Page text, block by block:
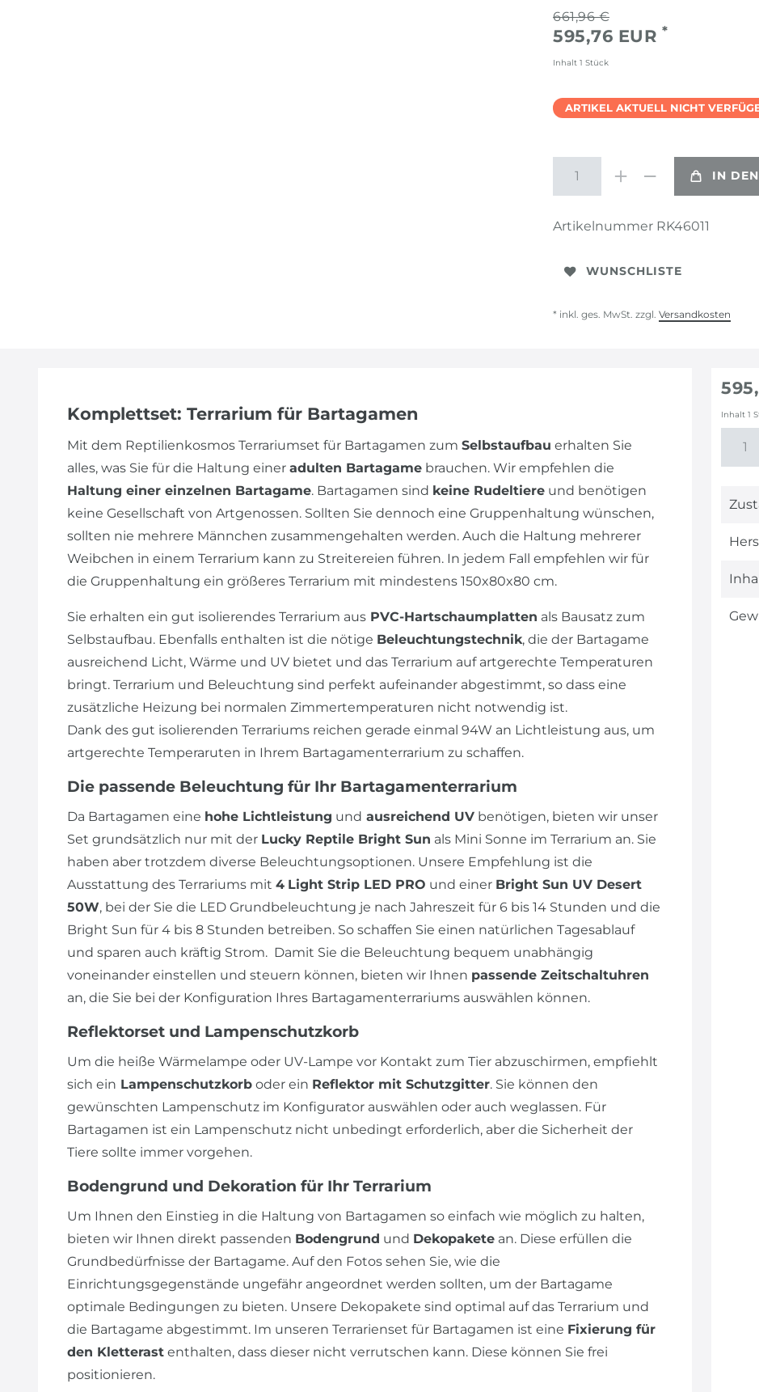
661,96 €
595,76 EUR *
Inhalt 1 Stück
ARTIKEL AKTUELL NICHT
IN
Artikelnummer RK46011
WUNSCHLISTE
* inkl. ges. MwSt. zzgl. Versandkosten
Komplettset: Terrarium für Bartagamen
Mit dem Reptilienkosmos Terrariumset für Bartagamen zum Selbstaufbau erhalten Sie
alles, was Sie für die Haltung einer adulten Bartagame brauchen. Wir empfehlen die
Haltung einer einzelnen Bartagame. Bartagamen sind keine Rudeltiere und benötigen
keine Gesellschaft von Artgenossen. Sollten Sie dennoch eine Gruppenhaltung wünschen,
sollten nie mehrere Männchen zusammengehalten werden. Auch die Haltung mehrerer
Weibchen in einem Terrarium kann zu Streitereien führen. In jedem Fall empfehlen wir für
die Gruppenhaltung ein größeres Terrarium mit mindestens 150x80x80 cm.
Sie erhalten ein gut isolierendes Terrarium aus PVC-Hartschaumplatten als Bausatz zum
Selbstaufbau. Ebenfalls enthalten ist die nötige Beleuchtungstechnik, die der Bartagame
ausreichend Licht, Wärme und UV bietet und das Terrarium auf artgerechte Temperaturen
bringt. Terrarium und Beleuchtung sind perfekt aufeinander abgestimmt, so dass eine
zusätzliche Heizung bei normalen Zimmertemperaturen nicht notwendig ist.
Dank des gut isolierenden Terrariums reichen gerade einmal 94W an Lichtleistung aus, um
artgerechte Temperaruten in Ihrem Bartagamenterrarium zu schaffen.
Die passende Beleuchtung für Ihr Bartagamenterrarium
Da Bartagamen eine hohe Lichtleistung und ausreichend UV benötigen, bieten wir unser
Set grundsätzlich nur mit der Lucky Reptile Bright Sun als Mini Sonne im Terrarium an. Sie
haben aber trotzdem diverse Beleuchtungsoptionen. Unsere Empfehlung ist die
Ausstattung des Terrariums mit 4 Light Strip LED PRO und einer Bright Sun UV Desert
50W, bei der Sie die LED Grundbeleuchtung je nach Jahreszeit für 6 bis 14 Stunden und die
Bright Sun für 4 bis 8 Stunden betreiben. So schaffen Sie einen natürlichen Tagesablauf
und sparen auch kräftig Strom. Damit Sie die Beleuchtung bequem unabhängig
voneinander einstellen und steuern können, bieten wir Ihnen passende Zeitschaltuhren
an, die Sie bei der Konfiguration Ihres Bartagamenterrariums auswählen können.
Reflektorset und Lampenschutzkorb
Um die heiße Wärmelampe oder UV-Lampe vor Kontakt zum Tier abzuschirmen, empfiehlt
sich ein Lampenschutzkorb oder ein Reflektor mit Schutzgitter. Sie können den
gewünschten Lampenschutz im Konfigurator auswählen oder auch weglassen. Für
Bartagamen ist ein Lampenschutz nicht unbedingt erforderlich, aber die Sicherheit der
Tiere sollte immer vorgehen.
Bodengrund und Dekoration für Ihr Terrarium
Um Ihnen den Einstieg in die Haltung von Bartagamen so einfach wie möglich zu halten,
bieten wir Ihnen direkt passenden Bodengrund und Dekopakete an. Diese erfüllen die
Grundbedürfnisse der Bartagame. Auf den Fotos sehen Sie, wie die
Einrichtungsgegenstände ungefähr angeordnet werden sollten, um der Bartagame
optimale Bedingungen zu bieten. Unsere Dekopakete sind optimal auf das Terrarium und
die Bartagame abgestimmt. Im unseren Terrarienset für Bartagamen ist eine Fixierung für
den Kletterast enthalten, dass dieser nicht verrutschen kann. Diese können Sie frei
positionieren.
Inhalt1